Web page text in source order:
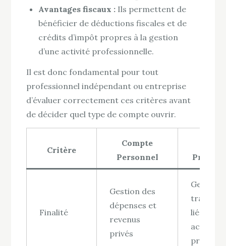
Avantages fiscaux : Ils permettent de
bénéficier de déductions fiscales et de
crédits d’impôt propres à la gestion
d’une activité professionnelle.
Il est donc fondamental pour tout
professionnel indépendant ou entreprise
d’évaluer correctement ces critères avant
de décider quel type de compte ouvrir.
Critère
Compte
Personnel
Finalité
Gestion des
dépenses et
revenus
privés
Gestion
liées à
activité